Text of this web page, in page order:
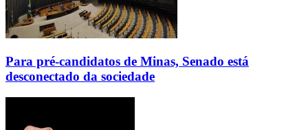
Para pré-candidatos de Minas, Senado está
desconectado da sociedade